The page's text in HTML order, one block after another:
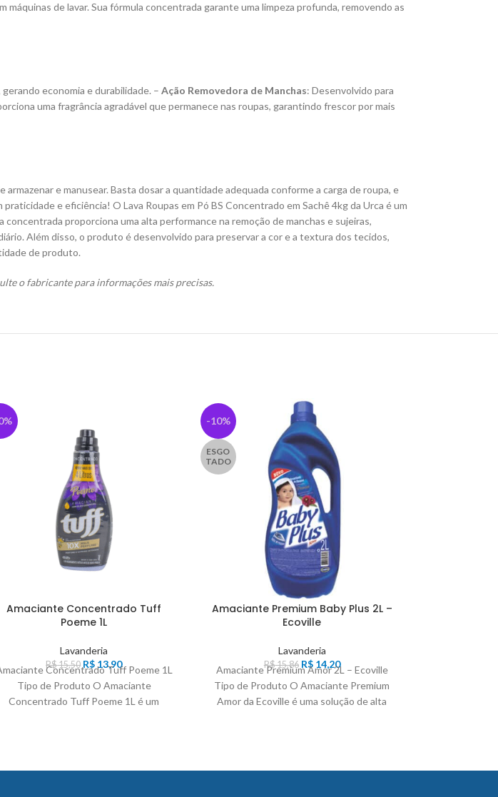
de lavar. Sua fórmula concentrada garante uma limpeza profunda, removendo as
economia e durabilidade. – Ação Removedora de Manchas: Desenvolvido para
uma fragrância agradável que permanece nas roupas, garantindo frescor por mais
e manusear. Basta dosar a quantidade adequada conforme a carga de roupa, e
e eficiência! O Lava Roupas em Pó BS Concentrado em Sachê 4kg da Urca é um
proporciona uma alta performance na remoção de manchas e sujeiras,
Além disso, o produto é desenvolvido para preservar a cor e a textura dos tecidos,
de produto.
o fabricante para informações mais precisas.
Amaciante Concentrado Tuff
Poeme 1L
Lavanderia
R$15,50 R$13,90
Concentrado Tuff Poeme 1L
Tipo de Produto O Amaciante
Concentrado Tuff Poeme 1L é um
-10%
ESGO
TADO
Amaciante Premium Baby Plus 2L –
Ecoville
Lavanderia
R$15,86 R$14,20
Amaciante Premium Amor 2L – Ecoville
Tipo de Produto O Amaciante Premium
Amor da Ecoville é uma solução de alta